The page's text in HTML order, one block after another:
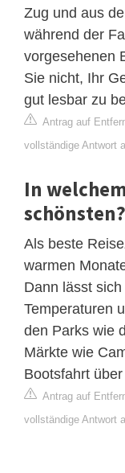
Zug und aus
während der
vorgesehenen
Sie nicht, Ihr
gut lesbar zu
Antrag auf
vollständige Antwort
In
schönsten?
Als beste
warmen
Dann lässt
Temperaturen
den Parks wie
Märkte wie
Bootsfahrt
Antrag auf
vollständige Antwort